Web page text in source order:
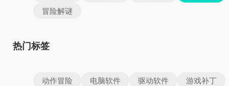
冒险解谜
热门标签
动作冒险 电脑软件 驱动软件
游戏补丁